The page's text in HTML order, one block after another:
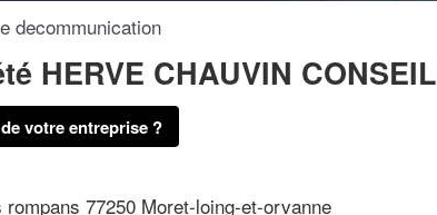
decommunication
HERVE CHAUVIN
votre entreprise ?
rompans 77250 Moret-loing-et-orvanne